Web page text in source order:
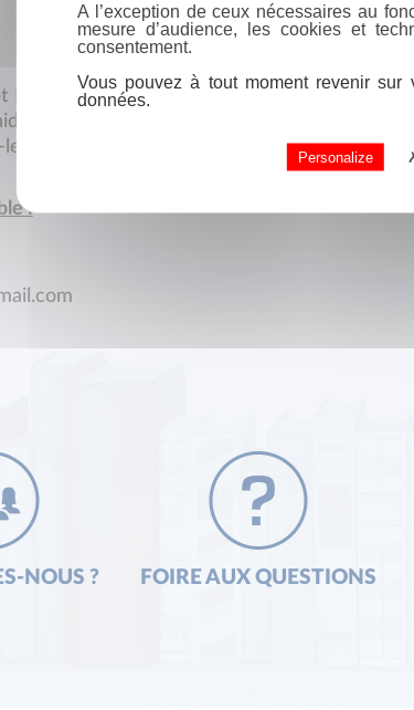
K22
Bretonneux
:
NOUS ? FOIRE AUX QUESTIONS
A l’exception de ceux nécessaires au
mesure d’audience, les cookies et
consentement.
Vous pouvez à tout moment revenir
données.
Personalize